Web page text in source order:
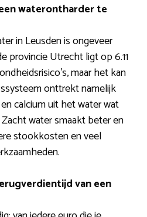
waterontharder te
in Leusden is ongeveer
provincie Utrecht ligt op 6.11
maar het kan
onttrekt namelijk
calcium uit het water wat
water smaakt beter en
stookkosten en veel
van een